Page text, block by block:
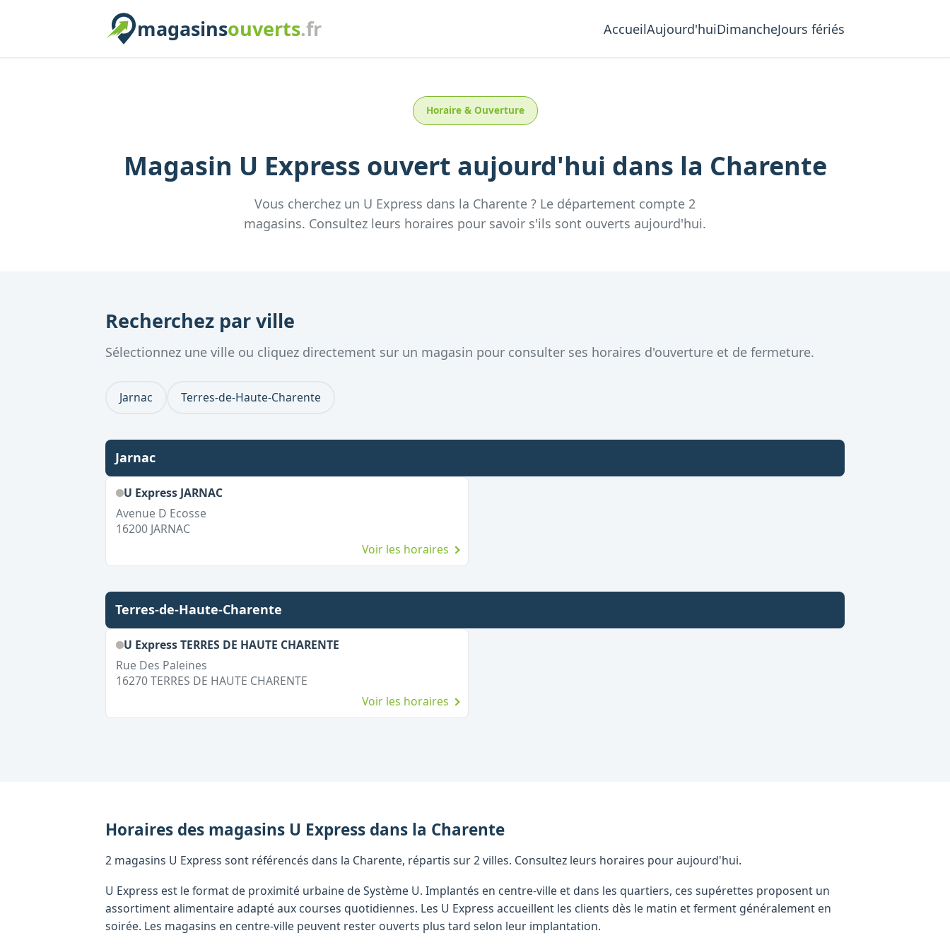
magasinsouverts.fr AccueilAujourd'huiDimancheJours fériés
Horaire & Ouverture
Magasin U Express ouvert aujourd'hui dans la Charente
Vous cherchez un U Express dans la Charente ? Le département compte 2
magasins. Consultez leurs horaires pour savoir s'ils sont ouverts aujourd'hui.
Recherchez par ville
Sélectionnez une ville ou cliquez directement sur un magasin pour consulter ses horaires d'ouverture et de fermeture.
Jarnac Terres-de-Haute-Charente
Jarnac
U Express JARNAC
Avenue D Ecosse
16200 JARNAC
Voir les horaires
Terres-de-Haute-Charente
U Express TERRES DE HAUTE CHARENTE
Rue Des Paleines
16270 TERRES DE HAUTE CHARENTE
Voir les horaires
Horaires des magasins U Express dans la Charente
2 magasins U Express sont référencés dans la Charente, répartis sur 2 villes. Consultez leurs horaires pour aujourd'hui.
U Express est le format de proximité urbaine de Système U. Implantés en centre-ville et dans les quartiers, ces supérettes proposent un
assortiment alimentaire adapté aux courses quotidiennes. Les U Express accueillent les clients dès le matin et ferment généralement en
soirée. Les magasins en centre-ville peuvent rester ouverts plus tard selon leur implantation.